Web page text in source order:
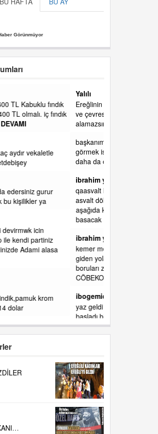
BU HAFTA BU AY
en gözde yeri yalı caddesi
500 bin liraya
belediye başkanlığında da
ereyliye katkın çok oldu
madde mahalle aralarında
kaldırımlar ana yoldan
bi yağmurda dükkanları su
DEVAMI
altı CİĞİRLİK deniz kenarına
EREĞLİ BELEDİYESİ o
tüm ereğli de RUHİ
layyy layy lom festivalleri
ekmek fabrikası kent lokantası
yaz konserleri diyor